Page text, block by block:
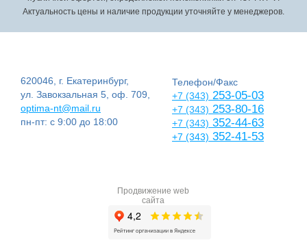
Актуальность цены и наличие продукции уточняйте у менеджеров.
620046, г. Екатеринбург,
ул. Завокзальная 5, оф. 709,
optima-nt@mail.ru
пн-пт: с 9:00 до 18:00
Телефон/Факс
+7 (343) 253-05-03
+7 (343) 253-80-16
+7 (343) 352-44-63
+7 (343) 352-41-53
Продвижение web
сайта